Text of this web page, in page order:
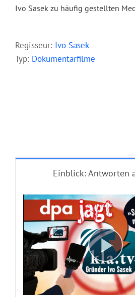
Ivo Sasek zu häufig gestellten
Regisseur: Ivo Sasek
Typ: Dokumentarfilme
Einblick: Antworten